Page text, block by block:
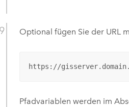
Optional fügen Sie der URL
https://
Pfadvariablen werden im